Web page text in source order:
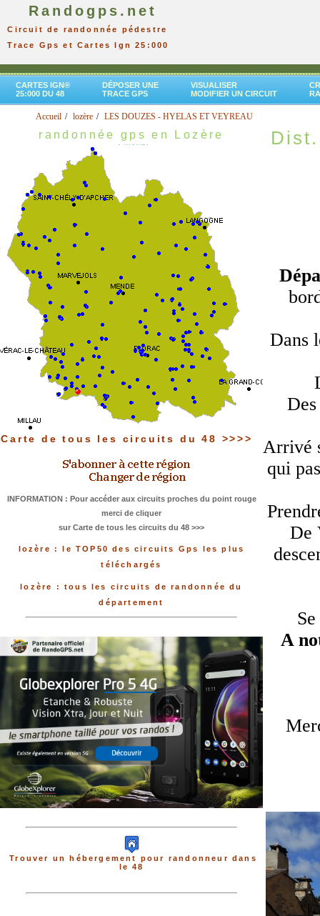
Randogps.net
Circuit de randonnée pédestre
Trace Gps et Cartes Ign 25:000
CARTES IGN®
25:000 DU 48
DÉPOSER UNE
TRACE GPS
VISUALISER
MODIFIER UN CIRCUIT
Accueil lozère LES DOUZES - HYELAS ET VEYREAU
randonnée gps en Lozère
Carte de tous les circuits du 48 >>>>
INFORMATION : Pour accéder aux circuits proches du point rouge
merci de cliquer
sur Carte de tous les circuits du 48 >>>
lozère : le TOP50 des circuits Gps les plus
téléchargés
lozère : tous les circuits de randonnée du
département
Trouver un hébergement pour randonneur dans
le 48
Dans
Arrivé
qui
De
A